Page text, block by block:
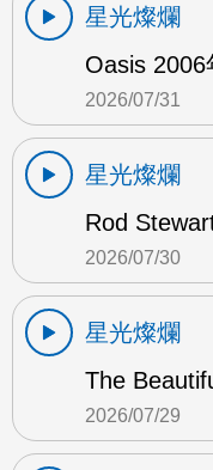
星光燦爛
Oasis 2006
2026/07/31
星光燦爛
Rod
2026/07/30
星光燦爛
The
2026/07/29